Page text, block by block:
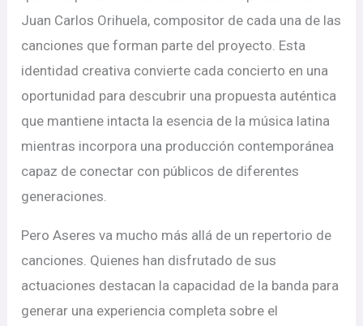
Juan Carlos Orihuela, compositor de cada una de las
canciones que forman parte del proyecto. Esta
identidad creativa convierte cada concierto en una
oportunidad para descubrir una propuesta auténtica
que mantiene intacta la esencia de la música latina
mientras incorpora una producción contemporánea
capaz de conectar con públicos de diferentes
generaciones.
Pero Aseres va mucho más allá de un repertorio de
canciones. Quienes han disfrutado de sus
actuaciones destacan la capacidad de la banda para
generar una experiencia completa sobre el